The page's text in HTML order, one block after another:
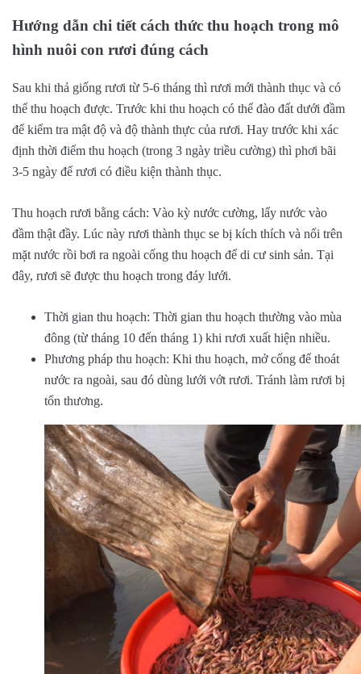
Hướng dẫn chi tiết cách thức thu hoạch trong mô
hình nuôi con rươi đúng cách
Sau khi thả giống rươi từ 5-6 tháng thì rươi mới thành thục và có
thể thu hoạch được. Trước khi thu hoạch có thể đào đất dưới đầm
để kiểm tra mật độ và độ thành thực của rươi. Hay trước khi xác
định thời điểm thu hoạch (trong 3 ngày triều cường) thì phơi bãi
3-5 ngày để rươi có điều kiện thành thục.
Thu hoạch rươi bằng cách: Vào kỳ nước cường, lấy nước vào
đầm thật đầy. Lúc này rươi thành thục se bị kích thích và nổi trên
mặt nước rồi bơi ra ngoài cống thu hoạch để di cư sinh sản. Tại
đây, rươi sẽ được thu hoạch trong đáy lưới.
Thời gian thu hoạch: Thời gian thu hoạch thường vào mùa
đông (từ tháng 10 đến tháng 1) khi rươi xuất hiện nhiều.
Phương pháp thu hoạch: Khi thu hoạch, mở cống để thoát
nước ra ngoài, sau đó dùng lưới vớt rươi. Tránh làm rươi bị
tổn thương.